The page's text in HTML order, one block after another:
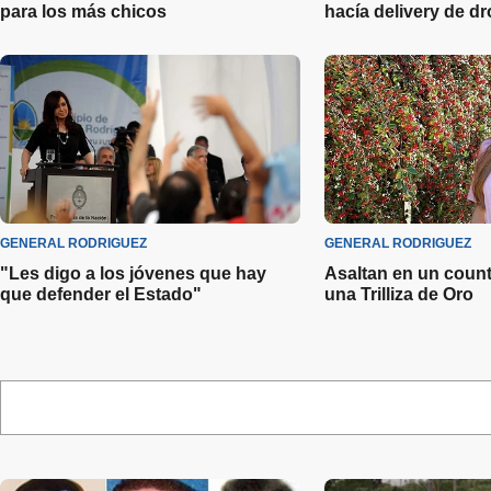
para los más chicos
hacía delivery de
GENERAL RODRIGUEZ
"Les digo a los jóvenes que hay
que defender el Estado"
GENERAL RODRIGUEZ
Asaltan en un
una Trilliza de Oro